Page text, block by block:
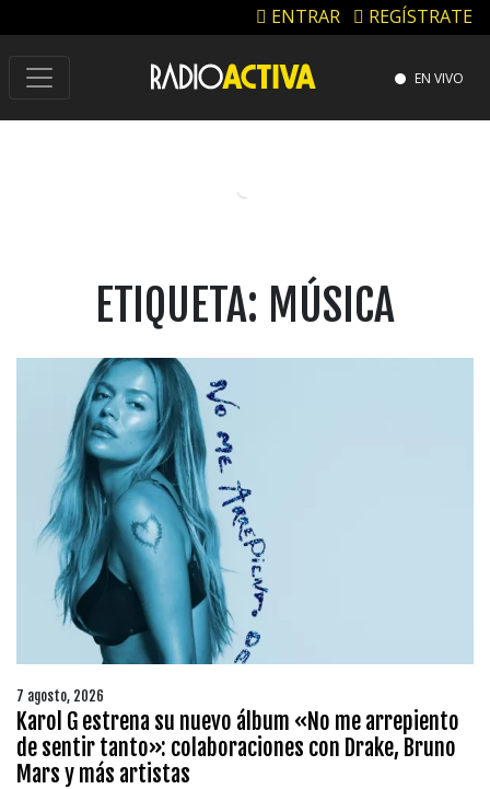
ENTRAR REGÍSTRATE
EN VIVO
ETIQUETA: MÚSICA
7 agosto, 2026
Karol G estrena su nuevo álbum «No me arrepiento
de sentir tanto»: colaboraciones con Drake, Bruno
Mars y más artistas